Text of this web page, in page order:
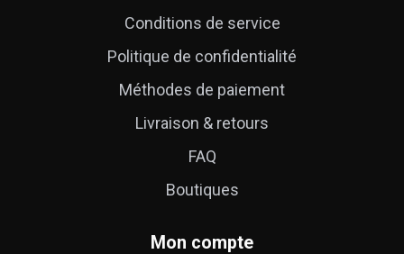
Conditions de service
Politique de confidentialité
Méthodes de paiement
Livraison & retours
FAQ
Boutiques
Mon compte